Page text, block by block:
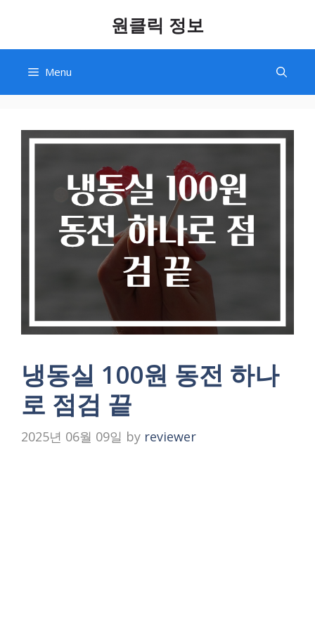
content
원클릭 정보
Menu
냉동실 100원 동전 하나
로 점검 끝
2025년 06월 09일 by reviewer